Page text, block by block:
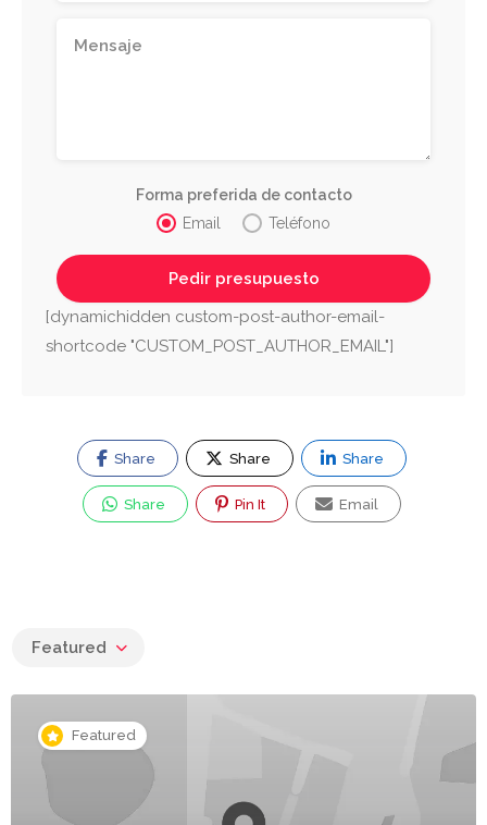
Forma preferida de contacto
Email
Teléfono
[dynamichidden custom-post-author-email-
shortcode "CUSTOM_POST_AUTHOR_EMAIL"]
Share Share Share
Share Pin It Email
Featured
Featured